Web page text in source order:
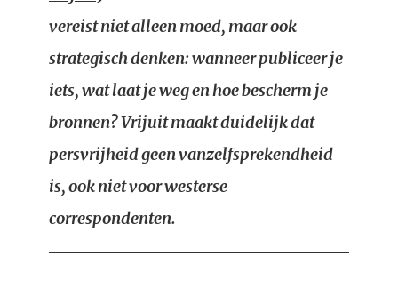
vereist niet alleen moed, maar ook
strategisch denken: wanneer publiceer je
iets, wat laat je weg en hoe bescherm je
bronnen? Vrijuit maakt duidelijk dat
persvrijheid geen vanzelfsprekendheid
is, ook niet voor westerse
correspondenten.